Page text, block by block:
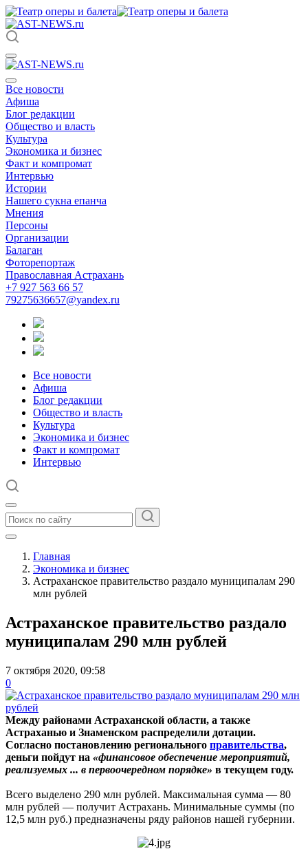
Все новости
Афиша
Блог редакции
Общество и власть
Культура
Экономика и бизнес
Факт и компромат
Интервью
Истории
Нашего сукна епанча
Мнения
Персоны
Организации
Балаган
Фоторепортаж
Православная Астрахань
+7 927 563 66 57
79275636657@yandex.ru
Все новости
Афиша
Блог редакции
Общество и власть
Культура
Экономика и бизнес
Факт и компромат
Интервью
Главная
Экономика и бизнес
Астраханское правительство раздало муниципалам 290
млн рублей
Астраханское правительство раздало
муниципалам 290 млн рублей
7 октября 2020, 09:58
0
Между районами Астраханской области, а также
Астраханью и Знаменском распределили дотации.
Согласно постановлению регионального правительства,
деньги пойдут на «финансовое обеспечение мероприятий,
реализуемых ... в первоочередном порядке» в текущем году.
Всего выделено 290 млн рублей. Максимальная сумма — 80
млн рублей — получит Астрахань. Минимальные суммы (по
12,5 млн руб.) предназначены ряду районов нашей губернии.